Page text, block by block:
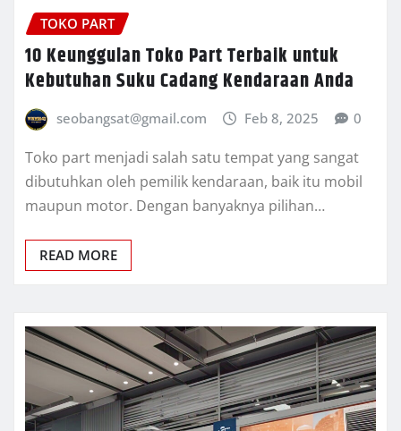
TOKO PART
10 Keunggulan Toko Part Terbaik untuk
Kebutuhan Suku Cadang Kendaraan Anda
seobangsat@gmail.com Feb 8, 2025 0
Toko part menjadi salah satu tempat yang sangat
dibutuhkan oleh pemilik kendaraan, baik itu mobil
maupun motor. Dengan banyaknya pilihan…
READ MORE